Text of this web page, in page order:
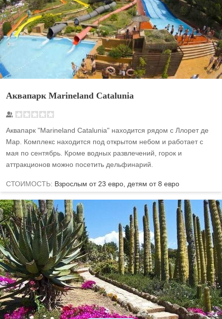
Аквапарк Marineland Catalunia
Аквапарк "Marineland Catalunia" находится рядом с Ллорет де
Мар. Комплекс находится под открытом небом и работает с
мая по сентябрь. Кроме водных развлечений, горок и
аттракционов можно посетить дельфинарий.
СТОИМОСТЬ: Взрослым от 23 евро, детям от 8 евро